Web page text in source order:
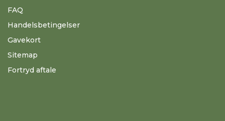
FAQ
Handelsbetingelser
Gavekort
Sitemap
Fortryd aftale